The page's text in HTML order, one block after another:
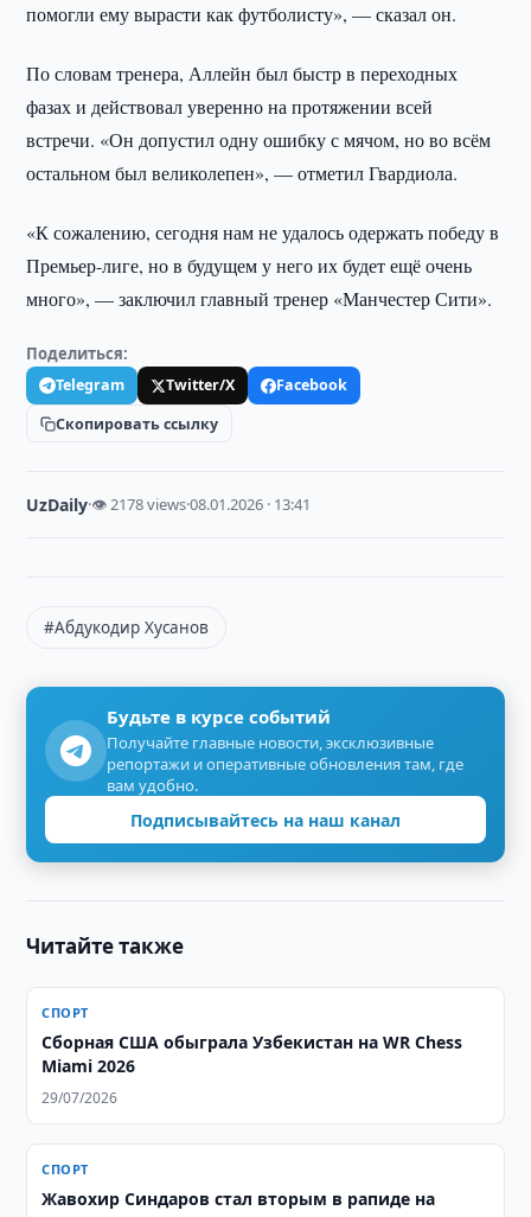
помогли ему вырасти как футболисту», — сказал он.
По словам тренера, Аллейн был быстр в переходных
фазах и действовал уверенно на протяжении всей
встречи. «Он допустил одну ошибку с мячом, но во всём
остальном был великолепен», — отметил Гвардиола.
«К сожалению, сегодня нам не удалось одержать победу в
Премьер-лиге, но в будущем у него их будет ещё очень
много», — заключил главный тренер «Манчестер Сити».
Поделиться:
Telegram Twitter/X
Facebook
Скопировать ссылку
UzDaily·👁 2178 views·08.01.2026 · 13:41
#Абдукодир Хусанов
Будьте в курсе событий
Получайте главные новости, эксклюзивные
репортажи и оперативные обновления там, где
вам удобно.
Подписывайтесь на наш канал
Читайте также
СПОРТ
Сборная США обыграла Узбекистан на WR Chess
Miami 2026
29/07/2026
СПОРТ
Жавохир Синдаров стал вторым в рапиде на